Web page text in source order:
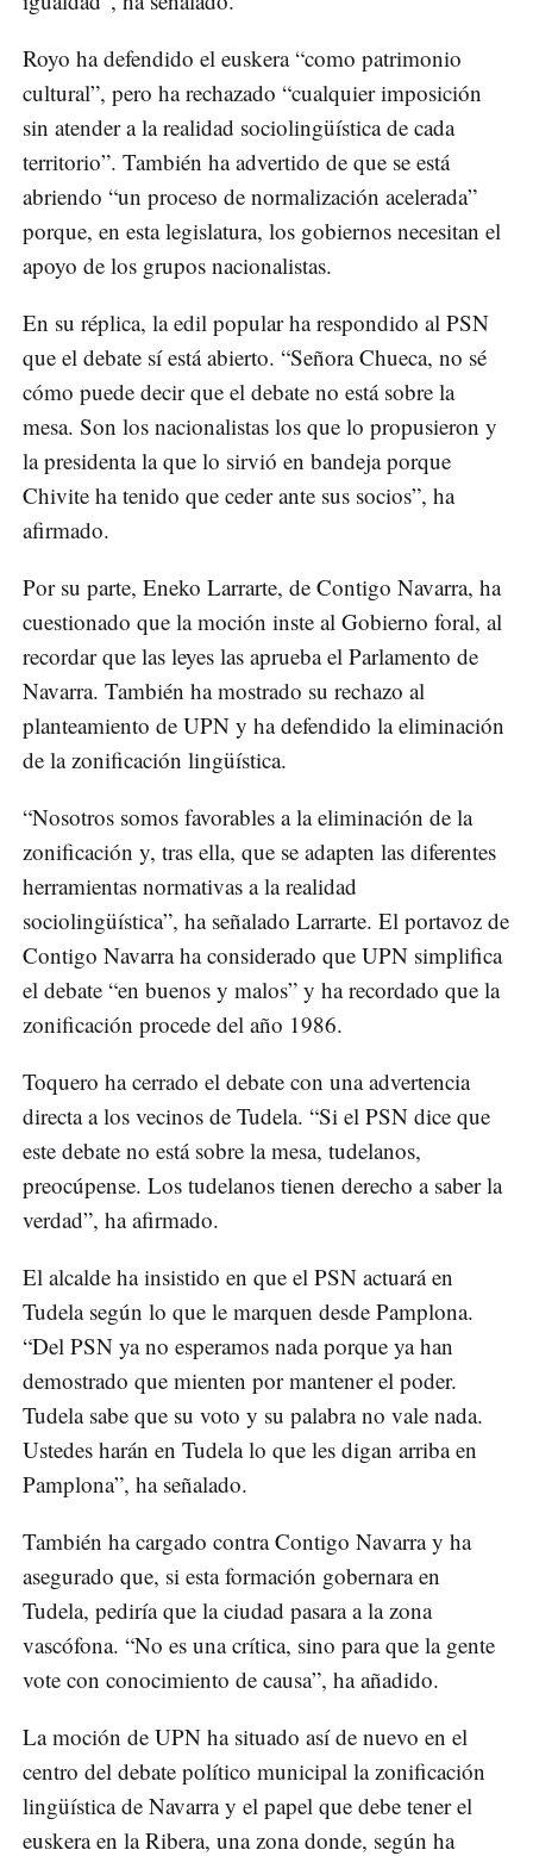
Royo ha defendido el euskera “como patrimonio
cultural”, pero ha rechazado “cualquier imposición
sin atender a la realidad sociolingüística de cada
territorio”. También ha advertido de que se está
abriendo “un proceso de normalización acelerada”
porque, en esta legislatura, los gobiernos necesitan el
apoyo de los grupos nacionalistas.
En su réplica, la edil popular ha respondido al PSN
que el debate sí está abierto. “Señora Chueca, no sé
cómo puede decir que el debate no está sobre la
mesa. Son los nacionalistas los que lo propusieron y
la presidenta la que lo sirvió en bandeja porque
Chivite ha tenido que ceder ante sus socios”, ha
afirmado.
Por su parte, Eneko Larrarte, de Contigo Navarra, ha
cuestionado que la moción inste al Gobierno foral, al
recordar que las leyes las aprueba el Parlamento de
Navarra. También ha mostrado su rechazo al
planteamiento de UPN y ha defendido la eliminación
de la zonificación lingüística.
“Nosotros somos favorables a la eliminación de la
zonificación y, tras ella, que se adapten las diferentes
herramientas normativas a la realidad
sociolingüística”, ha señalado Larrarte. El portavoz de
Contigo Navarra ha considerado que UPN simplifica
el debate “en buenos y malos” y ha recordado que la
zonificación procede del año 1986.
Toquero ha cerrado el debate con una advertencia
directa a los vecinos de Tudela. “Si el PSN dice que
este debate no está sobre la mesa, tudelanos,
preocúpense. Los tudelanos tienen derecho a saber la
verdad”, ha afirmado.
El alcalde ha insistido en que el PSN actuará en
Tudela según lo que le marquen desde Pamplona.
“Del PSN ya no esperamos nada porque ya han
demostrado que mienten por mantener el poder.
Tudela sabe que su voto y su palabra no vale nada.
Ustedes harán en Tudela lo que les digan arriba en
Pamplona”, ha señalado.
También ha cargado contra Contigo Navarra y ha
asegurado que, si esta formación gobernara en
Tudela, pediría que la ciudad pasara a la zona
vascófona. “No es una crítica, sino para que la gente
vote con conocimiento de causa”, ha añadido.
La moción de UPN ha situado así de nuevo en el
centro del debate político municipal la zonificación
lingüística de Navarra y el papel que debe tener el
euskera en la Ribera, una zona donde, según ha